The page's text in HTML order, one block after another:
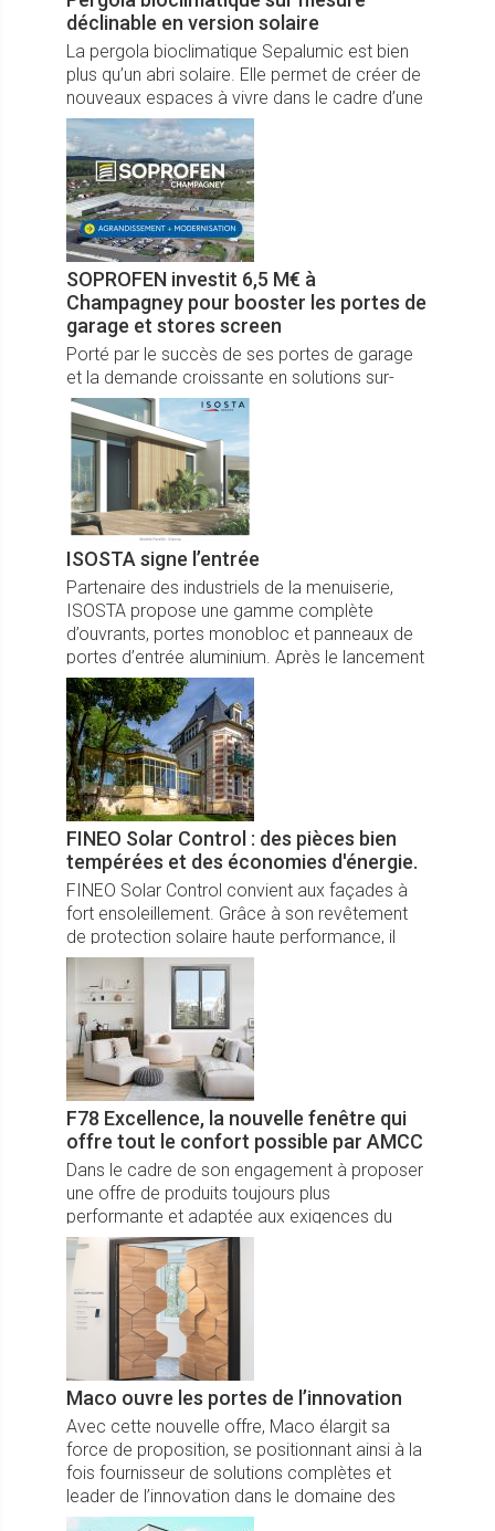
déclinable en version solaire
La pergola bioclimatique Sepalumic est bien
plus qu’un abri solaire. Elle permet de créer de
nouveaux espaces à vivre dans le cadre d’une
cuisine d’été, d’un rooftop avec terrasse ou
encore en couverture jacuzzi.
SOPROFEN investit 6,5 M€ à
Champagney pour booster les portes de
garage et stores screen
Porté par le succès de ses portes de garage
et la demande croissante en solutions sur-
mesure, SOPROFEN (Groupe Bouyer Leroux)
investit 6,5 M€ sur son site de Champagney
pour agrandir et moderniser la production,
améliorer l’ergonomie et lancer un îlot dédié
aux stores screen, enjeu majeur face au
confort d’été.
ISOSTA signe l’entrée
Partenaire des industriels de la menuiserie,
ISOSTA propose une gamme complète
d’ouvrants, portes monobloc et panneaux de
portes d’entrée aluminium. Après le lancement
de son Guide inspirationnel fin 2024, le
fabricant continue d’enrichir et booster ses
collections.
FINEO Solar Control : des pièces bien
tempérées et des économies d'énergie.
FINEO Solar Control convient aux façades à
fort ensoleillement. Grâce à son revêtement
de protection solaire haute performance, il
rejette 59 % du rayonnement solaire, tandis
que 73 % de la lumière du jour pénètre dans la
maison.
F78 Excellence, la nouvelle fenêtre qui
offre tout le confort possible par AMCC
Dans le cadre de son engagement à proposer
une offre de produits toujours plus
performante et adaptée aux exigences du
marché, AMCC a entrepris une refonte
complète de sa gamme de fenêtres à frappe
en aluminium et dévoile la nouvelle gamme
F78. Fabriquée à La Bresse dans les Vosges,
cette gamme offre tout le confort possible.
Maco ouvre les portes de l’innovation
Avec cette nouvelle offre, Maco élargit sa
force de proposition, se positionnant ainsi à la
fois fournisseur de solutions complètes et
leader de l’innovation dans le domaine des
portes.